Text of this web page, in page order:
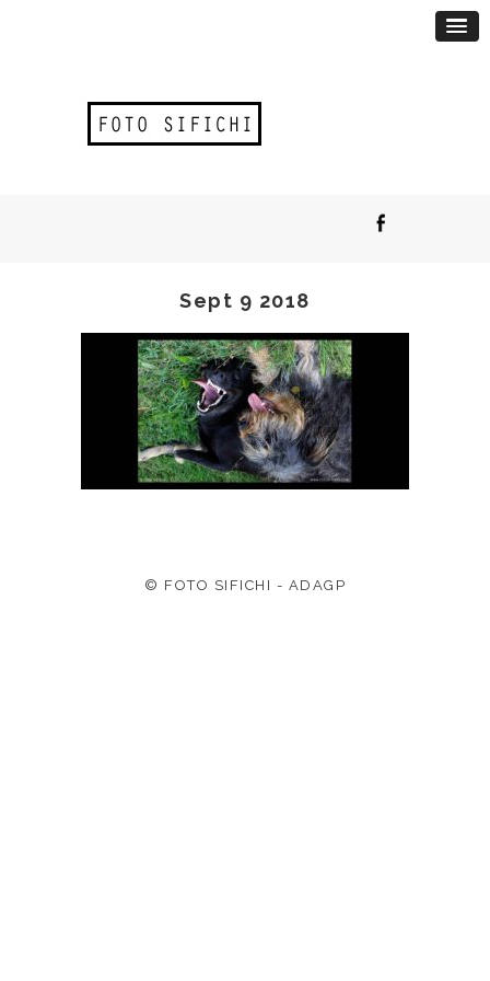
Sept 9 2018
© FOTO SIFICHI - ADAGP